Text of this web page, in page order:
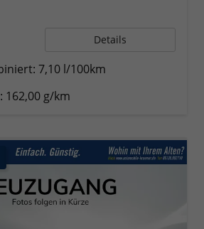
Details
7,10 l/100km
162,00 g/km